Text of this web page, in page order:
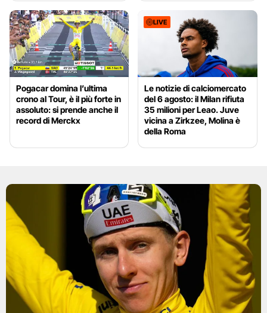
Pogacar domina l’ultima
crono al Tour, è il più forte in
assoluto: si prende anche il
record di Merckx
LIVE
Le notizie di calciomercato
del 6 agosto: il Milan rifiuta
35 milioni per Leao. Juve
vicina a Zirkzee, Molina è
della Roma